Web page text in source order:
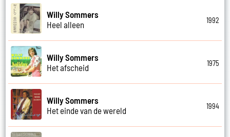
Willy Sommers
Heel alleen
1992
Willy Sommers
Het afscheid
1975
Willy Sommers
Het einde van de wereld
1994